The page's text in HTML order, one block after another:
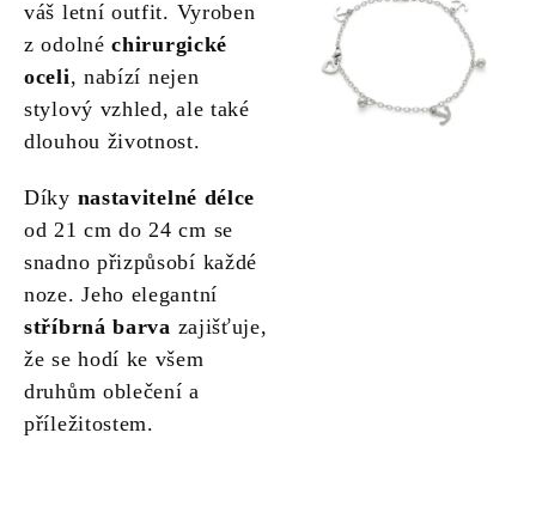
váš letní outfit. Vyroben
z odolnéchirurgické
oceli, nabízí nejen
stylový vzhled, ale také
dlouhou životnost.
Díky nastavitelné délce
od 21 cm do 24 cm se
snadno přizpůsobí každé
noze. Jeho elegantní
stříbrná barva zajišťuje,
že se hodí ke všem
druhům oblečení a
příležitostem.